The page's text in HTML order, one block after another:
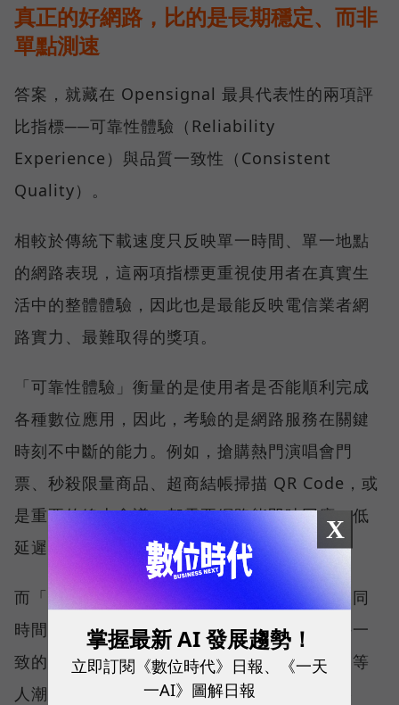
真正的好網路，比的是長期穩定、而非
單點測速
答案，就藏在 Opensignal 最具代表性的兩項評
比指標──可靠性體驗（Reliability
Experience）與品質一致性（Consistent
Quality）。
相較於傳統下載速度只反映單一時間、單一地點
的網路表現，這兩項指標更重視使用者在真實生
活中的整體體驗，因此也是最能反映電信業者網
路實力、最難取得的獎項。
「可靠性體驗」衡量的是使用者是否能順利完成
各種數位應用，因此，考驗的是網路服務在關鍵
時刻不中斷的能力。例如，搶購熱門演唱會門
票、秒殺限量商品、超商結帳掃描 QR Code，或
是重要的線上會議，都需要網路能即時回應、低
延遲且持續運作。
而「品質一致性」則是衡量電信業者可否在不同
時間、不同地點、不同網路負載下，都能維持一
致的網路服務品質。無論是在跨年晚會、球賽等
人潮密集場域，或是在高速移動時觀看串流影
X
掌握最新 AI 發展趨勢！
立即訂閱《數位時代》日報、《一天
一AI》圖解日報